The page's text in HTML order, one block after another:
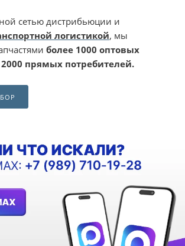
сетью дистрибьюции и
логистикой, мы
более 1000 оптовых
2000 прямых потребителей.